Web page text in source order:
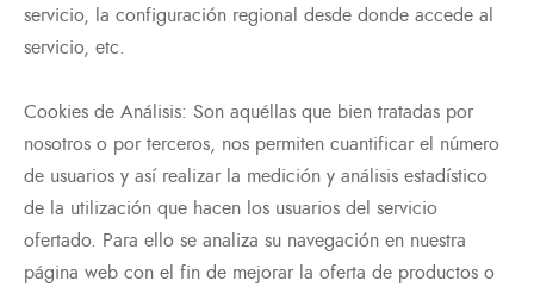
servicio, la configuración regional desde donde accede al
servicio, etc.
Cookies de Análisis: Son aquéllas que bien tratadas por
nosotros o por terceros, nos permiten cuantificar el número
de usuarios y así realizar la medición y análisis estadístico
de la utilización que hacen los usuarios del servicio
ofertado. Para ello se analiza su navegación en nuestra
página web con el fin de mejorar la oferta de productos o